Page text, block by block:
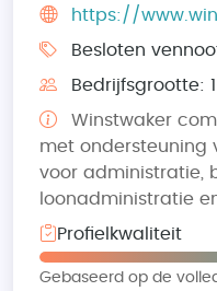
https://
Besloten
Bedrijfsgrootte:
Winstwaker
met ondersteuning
voor administratie,
loonadministratie
Profielkwaliteit
Gebaseerd op de